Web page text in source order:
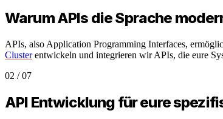
Warum APIs die Sprache
APIs, also Application Programming Interfaces,
Clusterentwickeln und integrieren wir APIs, die eure
02 /07
API Entwicklung für eure